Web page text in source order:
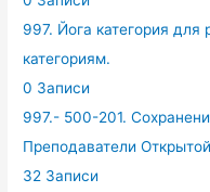
997. Йога категория
категориям.
0 Записи
997.- 500-201.
Преподаватели
32 Записи